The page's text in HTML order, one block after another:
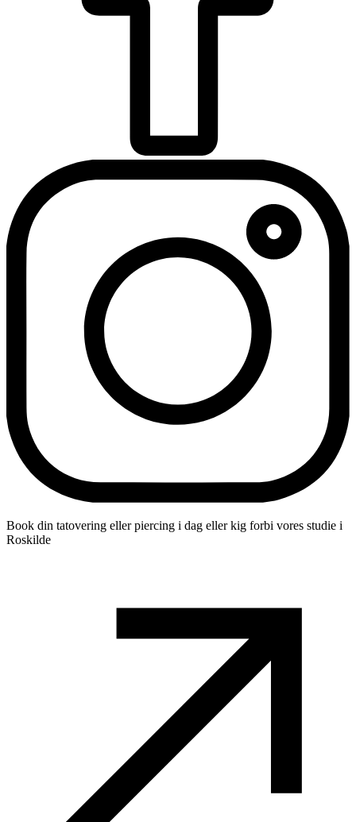
Book din tatovering eller piercing i dag eller kig forbi vores studie i
Roskilde